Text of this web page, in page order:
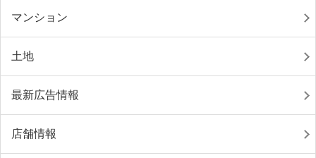
マンション
土地
最新広告情報
店舗情報